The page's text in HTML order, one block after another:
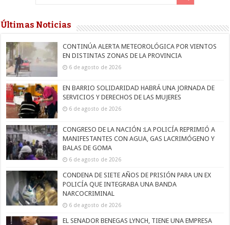
Últimas Noticias
CONTINÚA ALERTA METEOROLÓGICA POR VIENTOS
EN DISTINTAS ZONAS DE LA PROVINCIA
6 de agosto de 2026
EN BARRIO SOLIDARIDAD HABRÁ UNA JORNADA DE
SERVICIOS Y DERECHOS DE LAS MUJERES
6 de agosto de 2026
CONGRESO DE LA NACIÓN :LA POLICÍA REPRIMIÓ A
MANIFESTANTES CON AGUA, GAS LACRIMÓGENO Y
BALAS DE GOMA
6 de agosto de 2026
CONDENA DE SIETE AÑOS DE PRISIÓN PARA UN EX
POLICÍA QUE INTEGRABA UNA BANDA
NARCOCRIMINAL
6 de agosto de 2026
EL SENADOR BENEGAS LYNCH, TIENE UNA EMPRESA